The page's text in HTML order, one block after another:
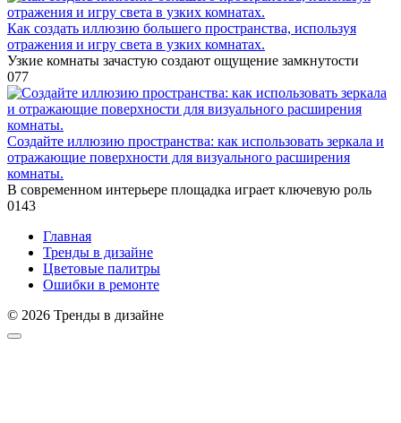
Как создать иллюзию большего пространства, используя
отражения и игру света в узких комнатах.
Узкие комнаты зачастую создают ощущение замкнутости
077
Создайте иллюзию пространства: как использовать зеркала и
отражающие поверхности для визуального расширения
комнаты.
В современном интерьере площадка играет ключевую роль
0143
Главная
Тренды в дизайне
Цветовые палитры
Ошибки в ремонте
© 2026 Тренды в дизайне